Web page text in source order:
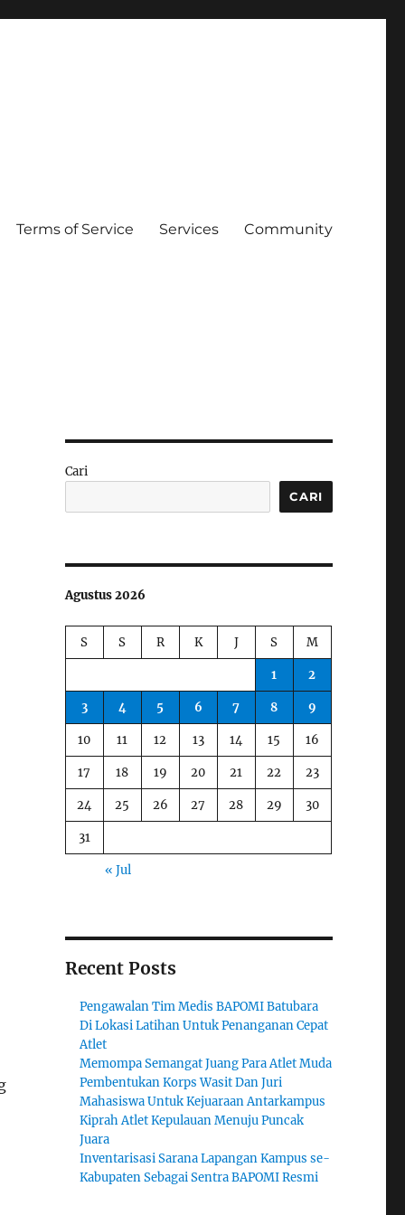
Terms of Service Services Community
Cari
CARI
Agustus 2026
S S R K J S M
1 2
3 4 5 6 7 8 9
10 11 12 13 14 15 16
17 18 19 20 21 22 23
24 25 26 27 28 29 30
31
« Jul
Recent Posts
Pengawalan Tim Medis BAPOMI Batubara
Di Lokasi Latihan Untuk Penanganan Cepat
Atlet
Memompa Semangat Juang Para Atlet Muda
Pembentukan Korps Wasit Dan Juri
Mahasiswa Untuk Kejuaraan Antarkampus
Kiprah Atlet Kepulauan Menuju Puncak
Juara
Inventarisasi Sarana Lapangan Kampus se-
Kabupaten Sebagai Sentra BAPOMI Resmi